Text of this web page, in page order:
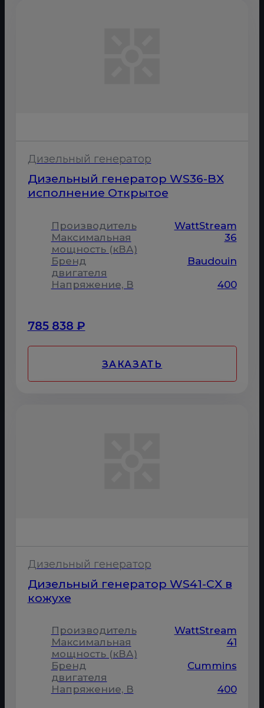
Дизельный генератор
Дизельный генератор WS36-BX
исполнение Открытое
Производитель
WattStream
Максимальная
мощность (кВА)
36
Бренд
двигателя
Baudouin
Напряжение, В
400
785 838 ₽
ЗАКАЗАТЬ
Дизельный генератор
Дизельный генератор WS41-CX в
кожухе
Производитель
WattStream
Максимальная
мощность (кВА)
41
Бренд
двигателя
Cummins
Напряжение, В
400